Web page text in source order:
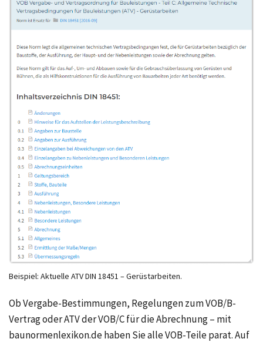
Beispiel: Aktuelle ATV DIN 18451 – Gerüstarbeiten.
Ob Vergabe-Bestimmungen, Regelungen zum VOB/B-
Vertrag oder ATV der VOB/C für die Abrechnung – mit
baunormenlexikon.de haben Sie alle VOB-Teile parat. Auf